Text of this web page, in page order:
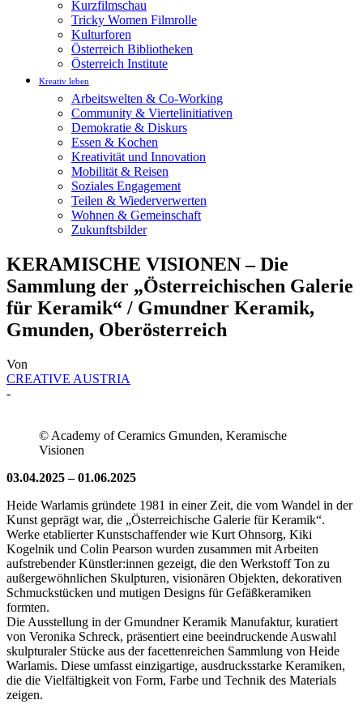
Kurzfilmschau
Tricky Women Filmrolle
Kulturforen
Österreich Bibliotheken
Österreich Institute
Kreativ leben
Arbeitswelten & Co-Working
Community & Viertelinitiativen
Demokratie & Diskurs
Essen & Kochen
Kreativität und Innovation
Mobilität & Reisen
Soziales Engagement
Teilen & Wiederverwerten
Wohnen & Gemeinschaft
Zukunftsbilder
KERAMISCHE VISIONEN – Die
Sammlung der „Österreichischen Galerie
für Keramik“ / Gmundner Keramik,
Gmunden, Oberösterreich
Von
CREATIVE AUSTRIA
-
© Academy of Ceramics Gmunden, Keramische
Visionen
03.04.2025 – 01.06.2025
Heide Warlamis gründete 1981 in einer Zeit, die vom Wandel in der
Kunst geprägt war, die „Österreichische Galerie für Keramik“.
Werke etablierter Kunstschaffender wie Kurt Ohnsorg, Kiki
Kogelnik und Colin Pearson wurden zusammen mit Arbeiten
aufstrebender Künstler:innen gezeigt, die den Werkstoff Ton zu
außergewöhnlichen Skulpturen, visionären Objekten, dekorativen
Schmuckstücken und mutigen Designs für Gefäßkeramiken
formten.
Die Ausstellung in der Gmundner Keramik Manufaktur, kuratiert
von Veronika Schreck, präsentiert eine beeindruckende Auswahl
skulpturaler Stücke aus der facettenreichen Sammlung von Heide
Warlamis. Diese umfasst einzigartige, ausdrucksstarke Keramiken,
die die Vielfältigkeit von Form, Farbe und Technik des Materials
zeigen.